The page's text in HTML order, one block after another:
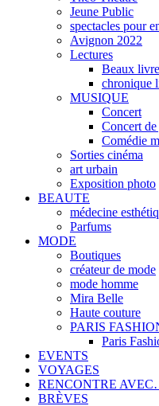
Jeune Public
spectacles pour
Avignon 2022
Lectures
Beaux
chronique
MUSIQUE
Concert
Concert
Comédie
Sorties cinéma
art urbain
Exposition photo
BEAUTE
médecine
Parfums
MODE
Boutiques
créateur de mode
mode homme
Mira Belle
Haute couture
PARIS
Paris
EVENTS
VOYAGES
RENCONTRE
BRÈVES